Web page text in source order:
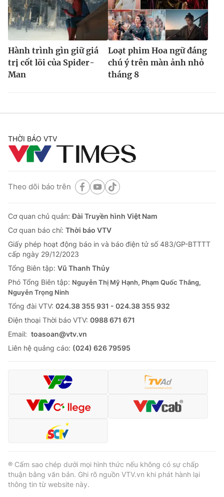
Hành trình gìn giữ giá
trị cốt lõi của Spider-
Man
Loạt phim Hoa ngữ đáng
chú ý trên màn ảnh nhỏ
tháng 8
THỜI BÁO VTV
Theo dõi báo trên
Cơ quan chủ quản:Đài Truyền hình Việt Nam
Cơ quan báo chí: Thời báo VTV
Giấy phép hoạt động báo in và báo điện tử số 483/GP-BTTTT
cấp ngày 29/12/2023
Tổng Biên tập: Vũ Thanh Thủy
Phó Tổng Biên tập: Nguyễn Thị Mỹ Hạnh, Phạm Quốc Thắng,
Nguyễn Trọng Ninh
Tổng đài VTV: 024.38 355 931 - 024.38 355 932
Ðiện thoại Thời báo VTV: 0988 671 671
Email: toasoan@vtv.vn
Liên hệ quảng cáo: (024) 626 79595
® Cấm sao chép dưới mọi hình thức nếu không có sự chấp
thuận bằng văn bản. Ghi rõ nguồn VTV.vn khi phát hành lại
thông tin từ website này.